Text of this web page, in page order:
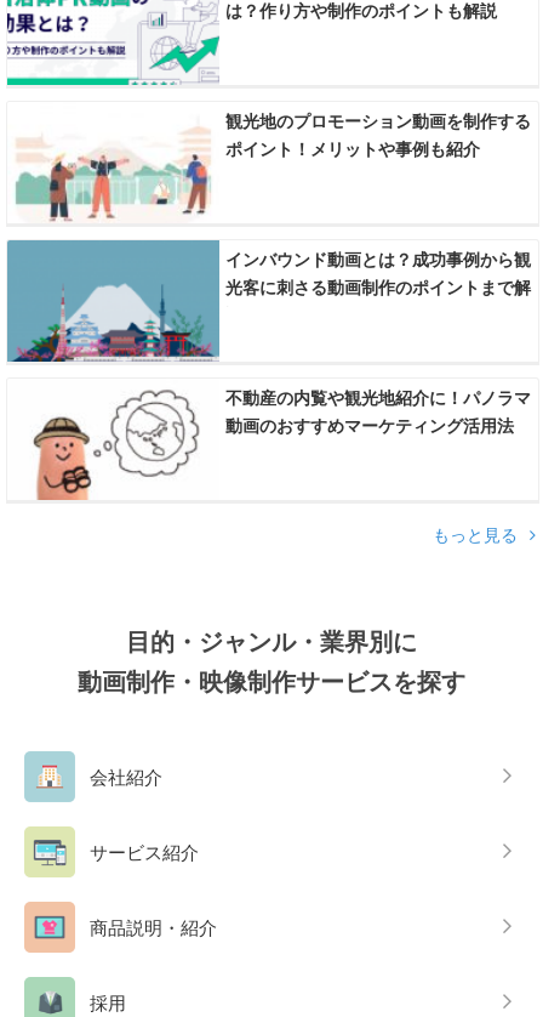
は？作り方や制作のポイントも解説
観光地のプロモーション動画を制作する
ポイント！メリットや事例も紹介
インバウンド動画とは？成功事例から観
光客に刺さる動画制作のポイントまで解
不動産の内覧や観光地紹介に！パノラマ
動画のおすすめマーケティング活用法
もっと見る
目的・ジャンル・業界別に
動画制作・映像制作サービスを探す
会社紹介
サービス紹介
商品説明・紹介
採用